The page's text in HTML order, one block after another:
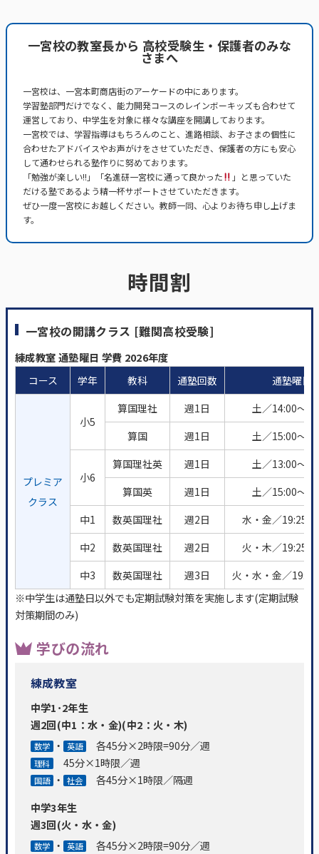
一宮校の教室長から 高校受験生・保護者のみな
さまへ
一宮校は、一宮本町商店街のアーケードの中にあります。
学習塾部門だけでなく、能力開発コースのレインボーキッズも合わせて
運営しており、中学生を対象に様々な講座を開講しております。
一宮校では、学習指導はもちろんのこと、進路相談、お子さまの個性に
合わせたアドバイスやお声がけをさせていただき、保護者の方にも安心
して通わせられる塾作りに努めております。
「勉強が楽しい!!」「名進研一宮校に通って良かった
」と思っていた
だける塾であるよう精一杯サポートさせていただきます。
ぜひ一度一宮校にお越しください。教師一同、心よりお待ち申し上げま
す。
時間割
一宮校の開講クラス [難関高校受験]
練成教室 通塾曜日 学費 2026年度
コース 学年 教科 通塾回数 通塾曜日
プレミア
クラス
小5
算国理社 週1日
土／14:00～
算国
週1日 土／15:00～
小6
算国理社英 週1日
土／13:00～
算国英
週1日
土／15:00～
中1
数英国理社 週2日
水・金／19:25
中2
数英国理社 週2日
火・木／19:25
中3
数英国理社 週3日 火・水・金／
※中学生は通塾日以外でも定期試験対策を実施します(定期試験
対策期間のみ)
学びの流れ
練成教室
中学1･2年生
週2回(中1：水・金)(中2：火・木)
数学 ・ 英語 各45分×2時限=90分／週
理科 45分×1時限／週
国語 ・ 社会 各45分×1時限／隔週
中学3年生
週3回(火・水・金)
数学 ・ 英語 各45分×2時限=90分／週